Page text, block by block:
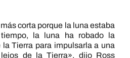
corta porque la luna estaba
la luna ha robado la
Tierra para impulsarla a una
de la Tierra», dijo Ross